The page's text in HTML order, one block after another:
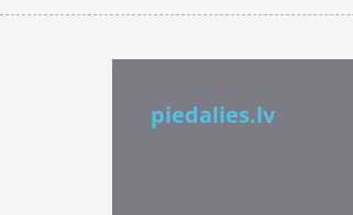
piedalies.lv